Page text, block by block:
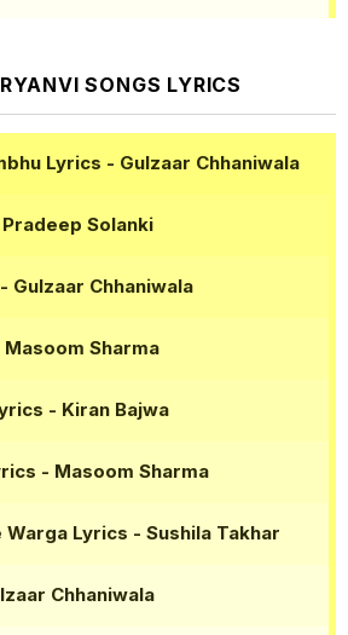
SONGS LYRICS
Lyrics - Gulzaar Chhaniwala
Solanki
- Gulzaar Chhaniwala
Masoom Sharma
- Kiran Bajwa
- Masoom Sharma
Warga Lyrics - Sushila Takhar
Chhaniwala